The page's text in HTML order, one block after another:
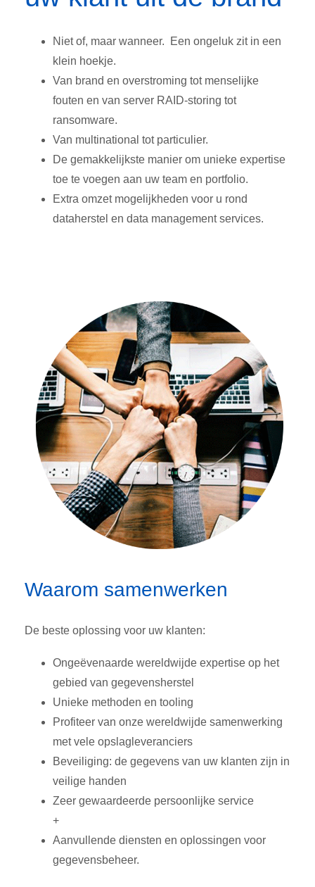
Niet of, maar wanneer. Een ongeluk zit in een
klein hoekje.
Van brand en overstroming tot menselijke
fouten en van server RAID-storing tot
ransomware.
Van multinational tot particulier.
De gemakkelijkste manier om unieke expertise
toe te voegen aan uw team en portfolio.
Extra omzet mogelijkheden voor u rond
dataherstel en data management services.
Waarom samenwerken
De beste oplossing voor uw klanten:
Ongeëvenaarde wereldwijde expertise op het
gebied van gegevensherstel
Unieke methoden en tooling
Profiteer van onze wereldwijde samenwerking
met vele opslagleveranciers
Beveiliging: de gegevens van uw klanten zijn in
veilige handen
Zeer gewaardeerde persoonlijke service
+
Aanvullende diensten en oplossingen voor
gegevensbeheer.